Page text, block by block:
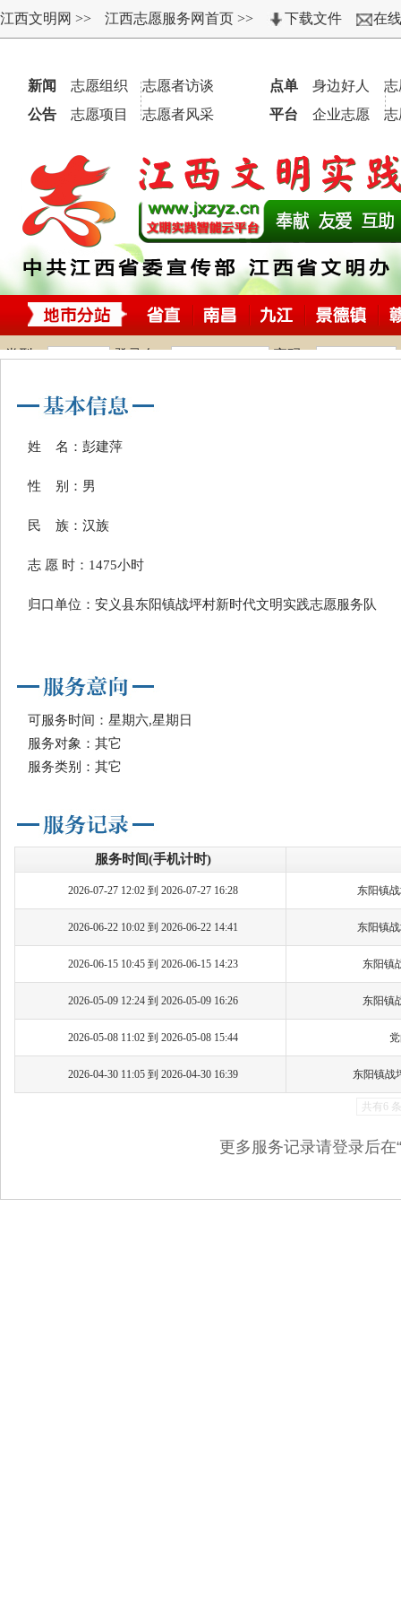
姓 名：彭建萍
性 别：男
民 族：汉族
志 愿 时：1475小时
归口单位：安义县东阳镇战坪村新时代文明实践志愿服务队
可服务时间：星期六,星期日
服务对象：其它
服务类别：其它